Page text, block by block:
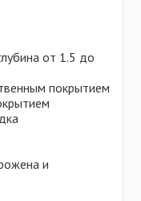
от 1.5 до
покрытием
и